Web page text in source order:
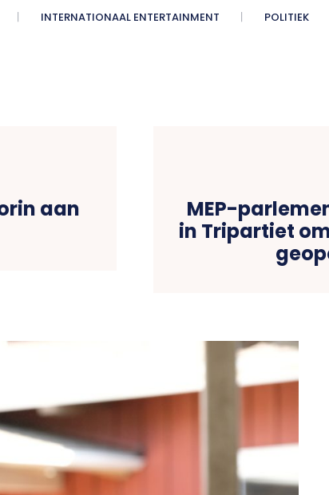
INTERNATIONAAL ENTERTAINMENT POLITIEK
aan
MEP-
in Tripartiet